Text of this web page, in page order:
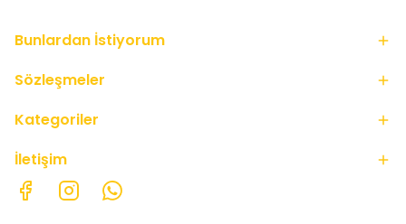
Bunlardan İstiyorum
Sözleşmeler
Kategoriler
İletişim